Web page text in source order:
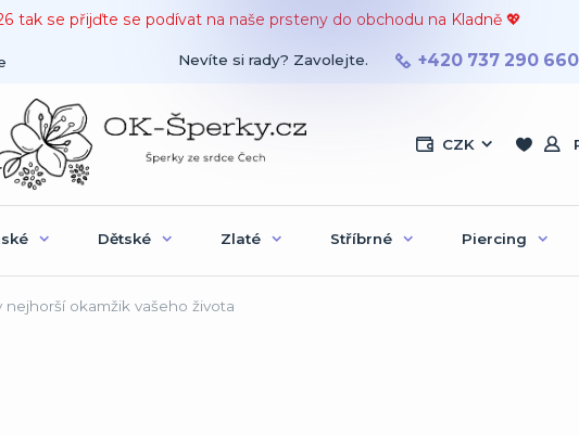
tak se přijďte se podívat na naše prsteny do obchodu na Kladně 💖
CZK
Nevíte si rady? Zavolejte. +420 737 290 660
Dětské Zlaté Stříbrné Piercing
okamžik vašeho života